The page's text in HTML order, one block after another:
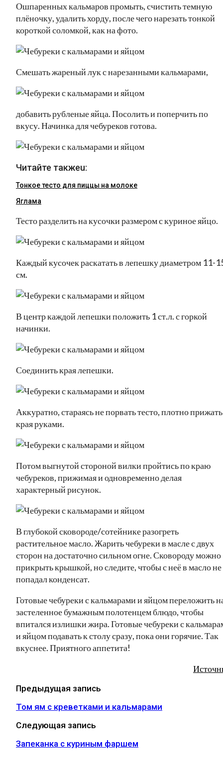
Ошпаренных кальмаров промыть, счистить темную
плёночку, удалить хорду, после чего нарезать тонкой
короткой соломкой, как на фото.
Смешать жареный лук с нарезанными кальмарами,
добавить рубленые яйца. Посолить и поперчить по
вкусу. Начинка для чебуреков готова.
Читайте такжеu:
Тонкое тесто для пиццы на молоке
Яглама
Тесто разделить на кусочки размером с куриное яйцо.
Каждый кусочек раскатать в лепешку диаметром 11-
см.
В центр каждой лепешки положить 1 ст.л. с горкой
начинки.
Соединить края лепешки.
Аккуратно, стараясь не порвать тесто, плотно прижать
края руками.
Потом выгнутой стороной вилки пройтись по краю
чебуреков, прижимая и одновременно делая
характерный рисунок.
В глубокой сковороде/сотейнике разогреть
растительное масло. Жарить чебуреки в масле с двух
сторон на достаточно сильном огне. Сковороду можно
прикрыть крышкой, но следите, чтобы с неё в масло не
попадал конденсат.
Готовые чебуреки с кальмарами и яйцом переложить
застеленное бумажным полотенцем блюдо, чтобы
впитался излишки жира. Готовые чебуреки с
и яйцом подавать к столу сразу, пока они горячие. Так
вкуснее. Приятного аппетита!
Предыдущая запись
Том ям с креветками и кальмарами
Следующая запись
Запеканка с куриным фаршем